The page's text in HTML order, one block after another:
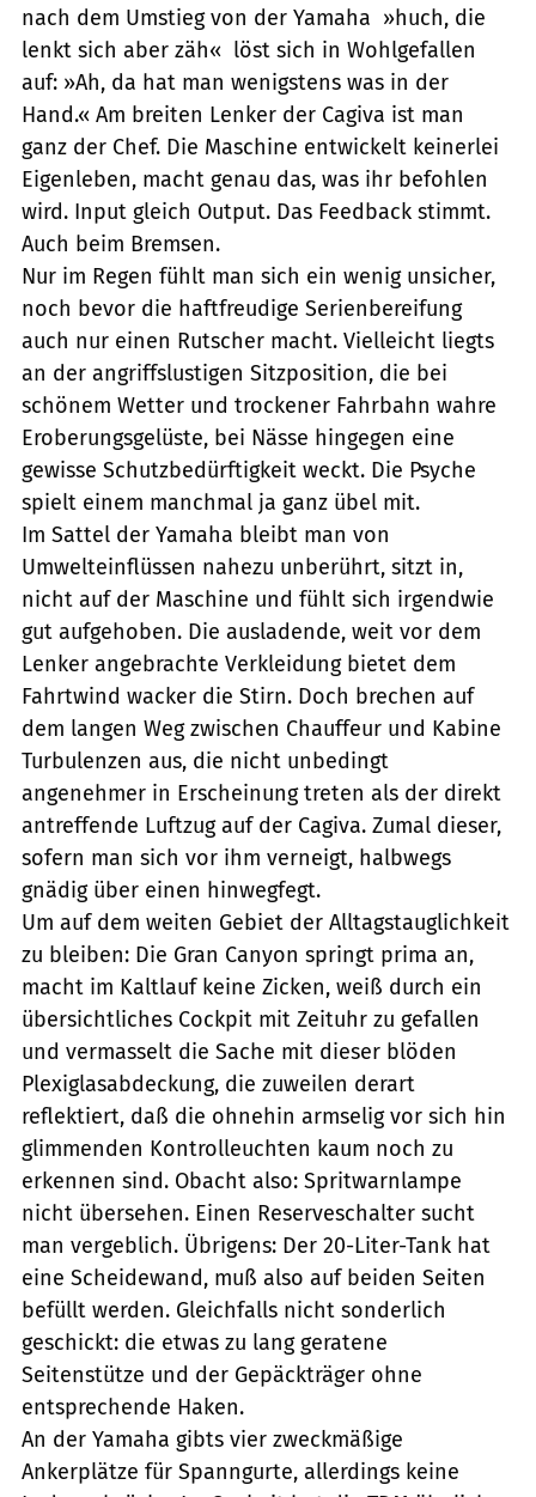
nach dem Umstieg von der Yamaha  »huch, die
lenkt sich aber zäh«  löst sich in Wohlgefallen
auf: »Ah, da hat man wenigstens was in der
Hand.« Am breiten Lenker der Cagiva ist man
ganz der Chef. Die Maschine entwickelt keinerlei
Eigenleben, macht genau das, was ihr befohlen
wird. Input gleich Output. Das Feedback stimmt.
Auch beim Bremsen.
Nur im Regen fühlt man sich ein wenig unsicher,
noch bevor die haftfreudige Serienbereifung
auch nur einen Rutscher macht. Vielleicht liegts
an der angriffslustigen Sitzposition, die bei
schönem Wetter und trockener Fahrbahn wahre
Eroberungsgelüste, bei Nässe hingegen eine
gewisse Schutzbedürftigkeit weckt. Die Psyche
spielt einem manchmal ja ganz übel mit.
Im Sattel der Yamaha bleibt man von
Umwelteinflüssen nahezu unberührt, sitzt in,
nicht auf der Maschine und fühlt sich irgendwie
gut aufgehoben. Die ausladende, weit vor dem
Lenker angebrachte Verkleidung bietet dem
Fahrtwind wacker die Stirn. Doch brechen auf
dem langen Weg zwischen Chauffeur und Kabine
Turbulenzen aus, die nicht unbedingt
angenehmer in Erscheinung treten als der direkt
antreffende Luftzug auf der Cagiva. Zumal dieser,
sofern man sich vor ihm verneigt, halbwegs
gnädig über einen hinwegfegt.
Um auf dem weiten Gebiet der Alltagstauglichkeit
zu bleiben: Die Gran Canyon springt prima an,
macht im Kaltlauf keine Zicken, weiß durch ein
übersichtliches Cockpit mit Zeituhr zu gefallen
und vermasselt die Sache mit dieser blöden
Plexiglasabdeckung, die zuweilen derart
reflektiert, daß die ohnehin armselig vor sich hin
glimmenden Kontrolleuchten kaum noch zu
erkennen sind. Obacht also: Spritwarnlampe
nicht übersehen. Einen Reserveschalter sucht
man vergeblich. Übrigens: Der 20-Liter-Tank hat
eine Scheidewand, muß also auf beiden Seiten
befüllt werden. Gleichfalls nicht sonderlich
geschickt: die etwas zu lang geratene
Seitenstütze und der Gepäckträger ohne
entsprechende Haken.
An der Yamaha gibts vier zweckmäßige
Ankerplätze für Spanngurte, allerdings keine